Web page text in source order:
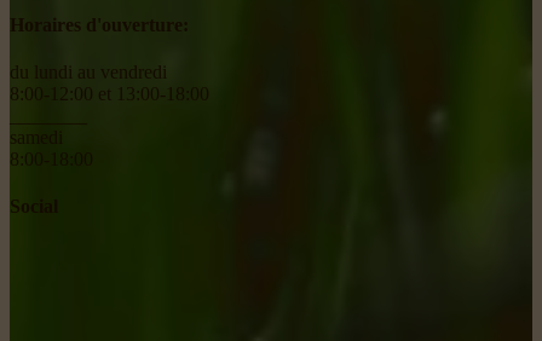
Horaires d'ouverture:
du lundi au vendredi
8:00-12:00 et 13:00-18:00
samedi
8:00-18:00
Social